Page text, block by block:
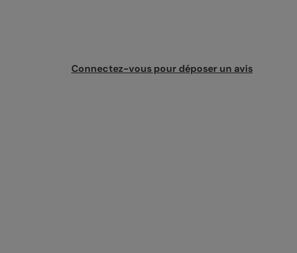
Connectez-vous pour déposer un avis